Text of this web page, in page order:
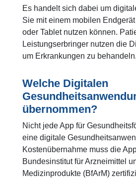
Es handelt sich dabei um
Sie mit einem mobilen
oder Tablet nutzen können.
Leistungserbringer nutzen die
um Erkrankungen zu behandeln.
Welche Digitalen
übernommen?
Nicht jede App für
eine digitale
Kostenübernahme muss die
Bundesinstitut für Arzneimittel
Medizinprodukte (BfArM)